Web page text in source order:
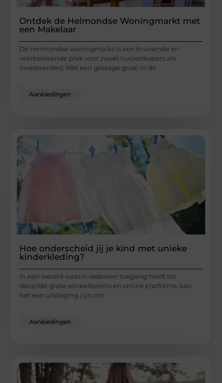
Ontdek de Helmondse Woningmarkt met
een Makelaar
De Helmondse woningmarkt is een bruisende en
veelbelovende plek voor zowel huizenkopers als
investeerders. Met een gestage groei in de
Aanbiedingen
Hoe onderscheid jij je kind met unieke
kinderkleding?
In een wereld waarin iedereen toegang heeft tot
dezelfde grote winkelketens en online platforms, kan
het een uitdaging zijn om
...
Aanbiedingen